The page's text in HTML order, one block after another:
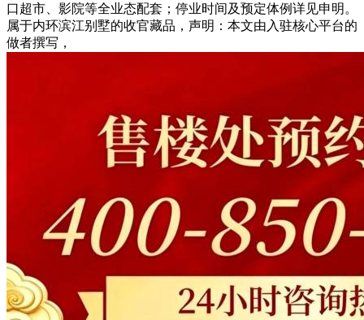
口超市、影院等全业态配套；停业时间及预定体例详见申明。
属于内环滨江别墅的收官藏品，声明：本文由入驻核心平台的
做者撰写，